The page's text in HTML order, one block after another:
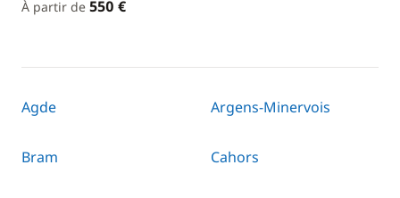
À partir de 550 €
Agde Argens-Minervois
Bram Cahors